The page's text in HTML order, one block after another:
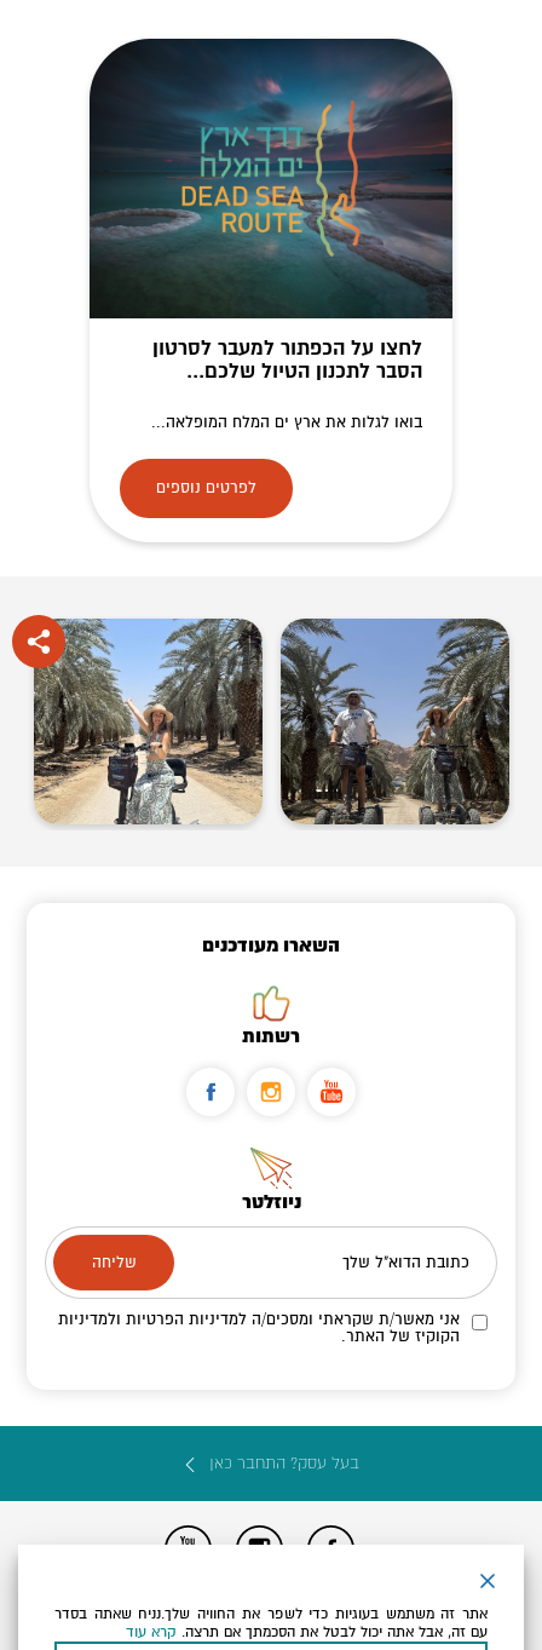
לחצו על הכפתור למעבר לסרטון
הסבר לתכנון הטיול שלכם...
בואו לגלות את ארץ ים המלח המופלאה...
לפרטים נוספים
השארו מעודכנים
רשתות
ניוזלטר
כתובת הדוא"ל שלך
אני מאשר/ת שקראתי ומסכים/הלמדיניות הפרטיות ולמדיניות
הקוקיז של האתר.
בעל עסק? התחבר כאן
הצהרת נגישות תקנון, תנאי שימוש ומדיניות פרטיות
הגדרות פרטיות
Powered by
אתר זה משתמש בעוגיות כדי לשפר את החוויה שלך.נניח שאתה בסדר
עם זה, אבל אתה יכול לבטל את הסכמתך אם תרצה. קרא עוד